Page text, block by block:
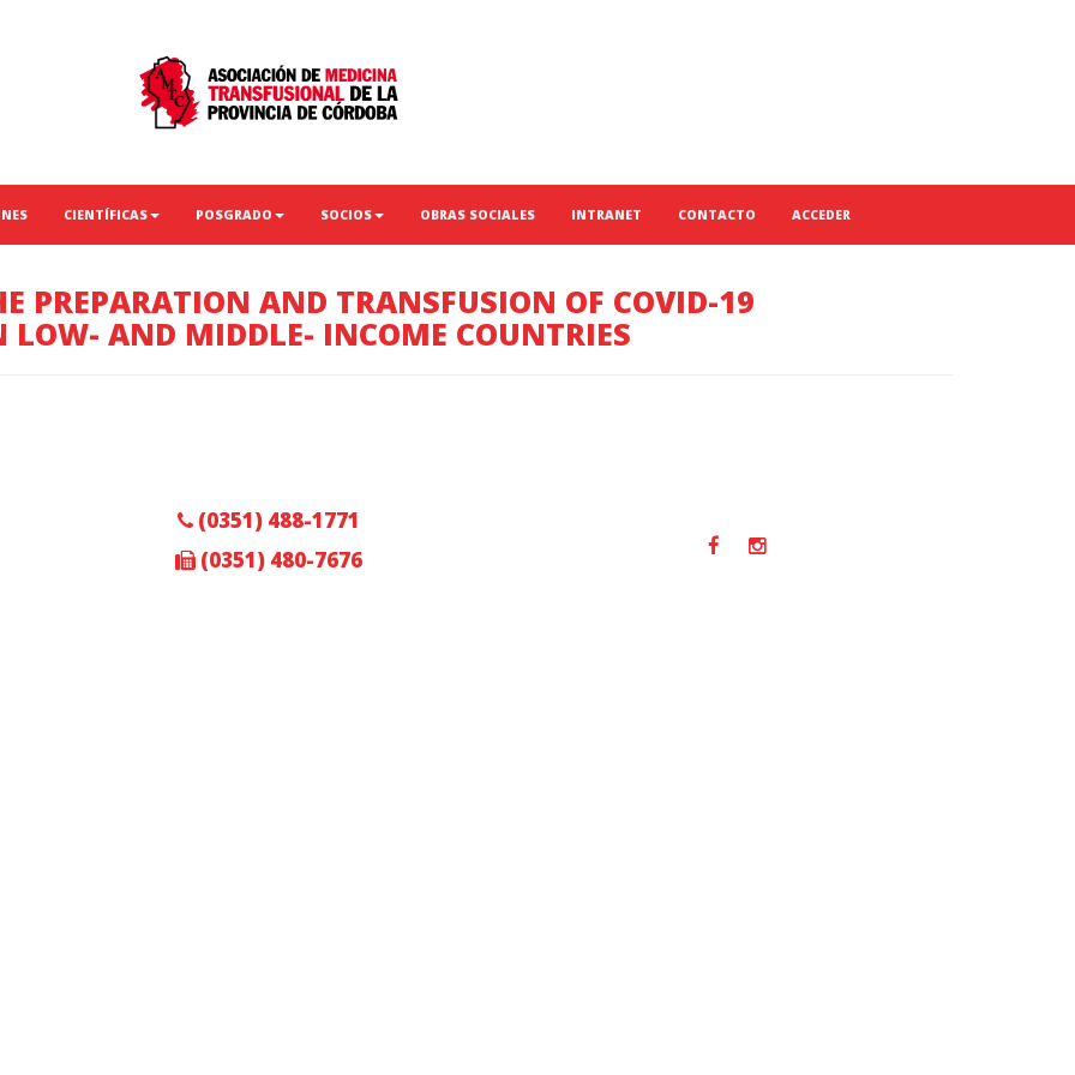
CIENTÍFICAS POSGRADO SOCIOS OBRAS SOCIALES INTRANET CONTACTO ACCEDER
PREPARATION AND TRANSFUSION OF COVID-19
LOW- AND MIDDLE- INCOME COUNTRIES
(0351) 488-1771
(0351) 480-7676